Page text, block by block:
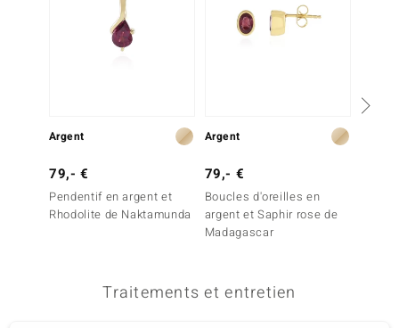
Argent
79,- €
Pendentif en argent et
Rhodolite de Naktamunda
Argent
79,- €
Boucles d'oreilles en
argent et Saphir rose de
Madagascar
Traitements et entretien